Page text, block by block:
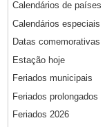
Calendários de países
Calendários especiais
Datas comemorativas
Estação hoje
Feriados municipais
Feriados prolongados
Feriados 2026